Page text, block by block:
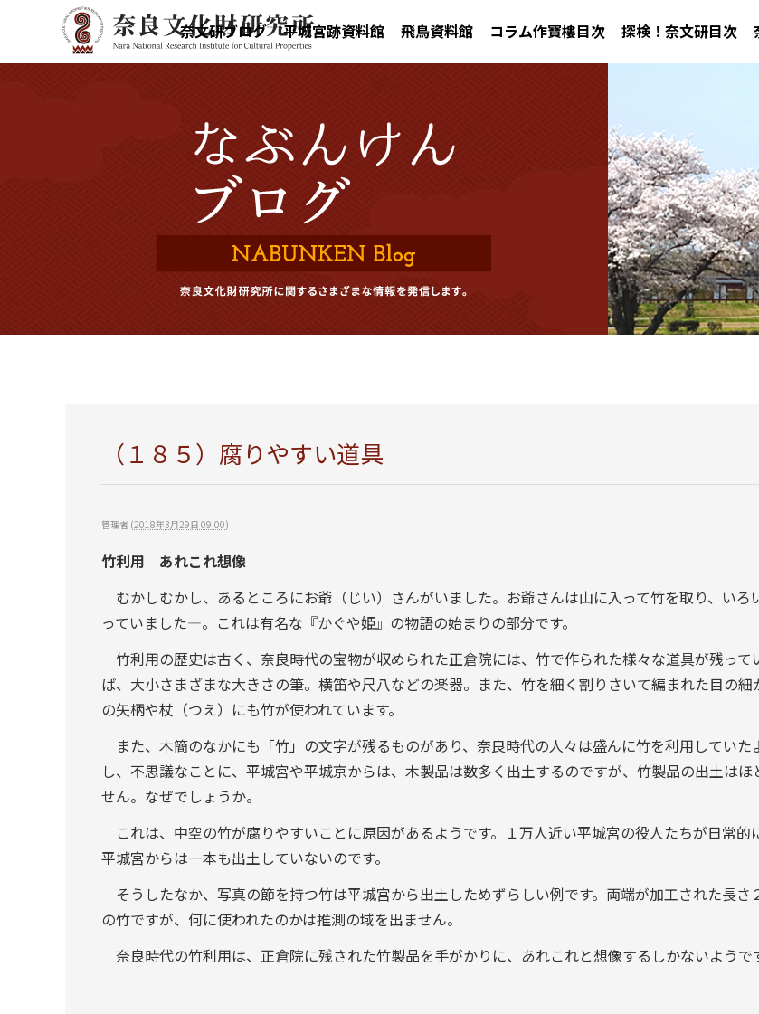
奈文研ブログ 平城宮跡資料館 飛鳥資料館 コラム作寶樓目次 探検！奈文研目次
（１８５）腐りやすい道具
管理者 (2018年3月29日 09:00)
竹利用 あれこれ想像
むかしむかし、あるところにお爺（じい）さんがいました。お爺さんは山に入って竹を取り、いろ
っていました―。これは有名な『かぐや姫』の物語の始まりの部分です。
竹利用の歴史は古く、奈良時代の宝物が収められた正倉院には、竹で作られた様々な道具が残って
ば、大小さまざまな大きさの筆。横笛や尺八などの楽器。また、竹を細く割りさいて編まれた目の細
の矢柄や杖（つえ）にも竹が使われています。
また、木簡のなかにも「竹」の文字が残るものがあり、奈良時代の人々は盛んに竹を利用していた
し、不思議なことに、平城宮や平城京からは、木製品は数多く出土するのですが、竹製品の出土はほ
せん。なぜでしょうか。
これは、中空の竹が腐りやすいことに原因があるようです。１万人近い平城宮の役人たちが日常的
平城宮からは一本も出土していないのです。
そうしたなか、写真の節を持つ竹は平城宮から出土しためずらしい例です。両端が加工された長さ
の竹ですが、何に使われたのかは推測の域を出ません。
奈良時代の竹利用は、正倉院に残された竹製品を手がかりに、あれこれと想像するしかないようで